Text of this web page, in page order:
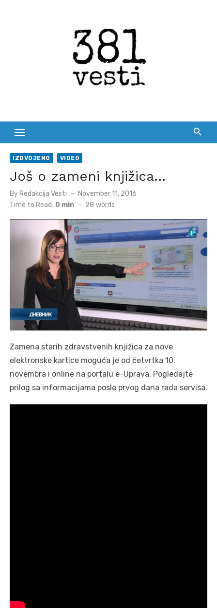
IZDVOJENO VIDEO
Još o zameni knjižica…
By Redakcija Vesti
Posted
November 11, 2016
Time to Read: 0 min - 28 words
Zamena starih zdravstvenih knjižica za nove
elektronske kartice moguća je od četvrtka 10.
novembra i online na portalu e-Uprava. Pogledajte
prilog sa informacijama posle prvog dana rada servisa.